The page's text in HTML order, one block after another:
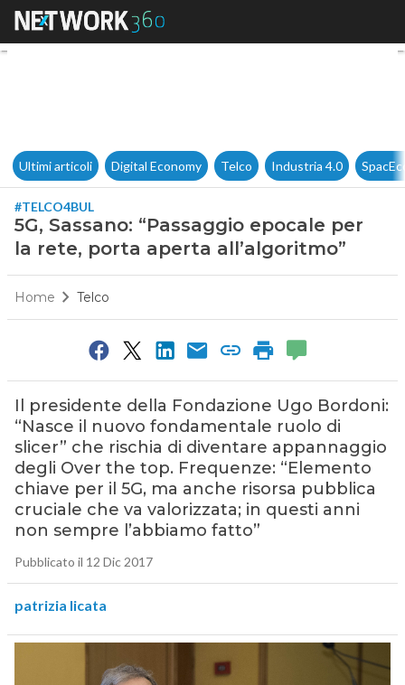
5G, Sassano: “Passaggio
Ultimi articoli Digital Economy Telco Industria 4.0
#TELCO4BUL
5G, Sassano: “Passaggio epocale per
la rete, porta aperta all’algoritmo”
Home Telco
Il presidente della Fondazione Ugo Bordoni:
“Nasce il nuovo fondamentale ruolo di
slicer” che rischia di diventare appannaggio
degli Over the top. Frequenze: “Elemento
chiave per il 5G, ma anche risorsa pubblica
cruciale che va valorizzata; in questi anni
non sempre l’abbiamo fatto”
Pubblicato il 12 Dic 2017
patrizia licata